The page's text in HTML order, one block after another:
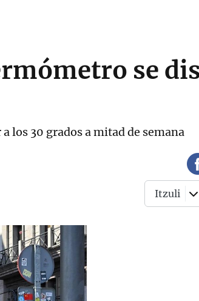
se
los 30 grados a mitad de semana
Itzuli